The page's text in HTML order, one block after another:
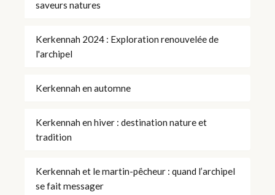
saveurs natures
Kerkennah 2024 : Exploration renouvelée de
l'archipel
Kerkennah en automne
Kerkennah en hiver : destination nature et
tradition
Kerkennah et le martin-pêcheur : quand l’archipel
se fait messager